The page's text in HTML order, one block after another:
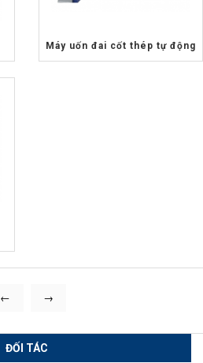
Máy uốn đai cốt thép tự động
← →
ĐỐI TÁC